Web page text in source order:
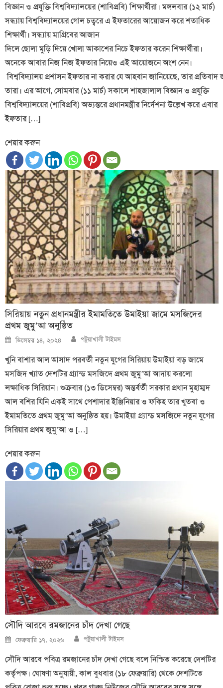
বিজ্ঞান ও প্রযুক্তি বিশ্ববিদ্যালয়ের (শাবিপ্রবি) শিক্ষার্থীরা। মঙ্গলবার (১২ মার্চ)
সন্ধ্যায় বিশ্ববিদ্যালয়ের গোল চত্বরে এ ইফতারের আয়োজন করে শতাধিক
শিক্ষার্থী। সন্ধ্যায় মাগ্রিবের আজান
দিলে ছোলা মুড়ি দিয়ে খোলা আকাশের নিচে ইফতার করেন শিক্ষার্থীরা।
অনেকে আবার নিজ নিজ ইফতার নিয়েও এই আয়োজনে অংশ নেন।
বিশ্ববিদ্যালয় প্রশাসন ইফতার না করার যে আহবান জানিয়েছে, তার প্রতিবাদ
তারা। এর আগে, সোমবার (১১ মার্চ) সকালে শাহজালাল বিজ্ঞান ও প্রযুক্তি
বিশ্ববিদ্যালয়ের (শাবিপ্রবি) অভ্যন্তরে প্রধানমন্ত্রীর নির্দেশনা উল্লেখ করে এবার
ইফতার […]
শেয়ার করুন
সিরিয়ায় নতুন প্রধানমন্ত্রীর ইমামতিতে উমাইয়া জামে মসজিদের
প্রথম জুমু’আ অনুষ্ঠিত
Posted
on
ডিসেম্বর ১৪, ২০২৪ Author
পটুয়াখালী টাইমস
খুনি বাশার আল আসাদ পরবর্তী নতুন যুগের সিরিয়ায় উমাইয়া বড় জামে
মসজিদ খ্যাত দেশটির গ্র্যান্ড মসজিদে প্রথম জুমু’আ আদায় করলো
লক্ষাধিক সিরিয়ান। শুক্রবার (১৩ ডিসেম্বর) অন্তর্বর্তী সরকার প্রধান মুহাম্মদ
আল বশির যিনি একই সাথে পেশাদার ইঞ্জিনিয়ার ও ফকিহ তার খুতবা ও
ইমামতিতে প্রথম জুমু’আ অনুষ্ঠিত হয়। উমাইয়া গ্র্যান্ড মসজিদে নতুন যুগের
সিরিয়ার প্রথম জুমু’আ ও […]
শেয়ার করুন
সৌদি আরবে রমজানের চাঁদ দেখা গেছে
Posted
on
ফেব্রুয়ারি ১৭, ২০২৬ Author
পটুয়াখালী টাইমস
সৌদি আরবে পবিত্র রমজানের চাঁদ দেখা গেছে বলে নিশ্চিত করেছে দেশটির
কর্তৃপক্ষ। ঘোষণা অনুযায়ী, কাল বুধবার (১৮ ফেব্রুয়ারি) থেকে দেশটিতে